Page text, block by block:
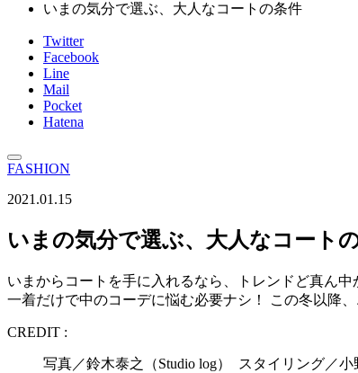
いまの気分で選ぶ、大人なコートの条件
Twitter
Facebook
Line
Mail
Pocket
Hatena
FASHION
2021.01.15
いまの気分で選ぶ、大人なコート
いまからコートを手に入れるなら、トレンドど真ん
一着だけで中のコーデに悩む必要ナシ！ この冬以降
CREDIT :
写真／鈴木泰之（Studio log） スタイリング／